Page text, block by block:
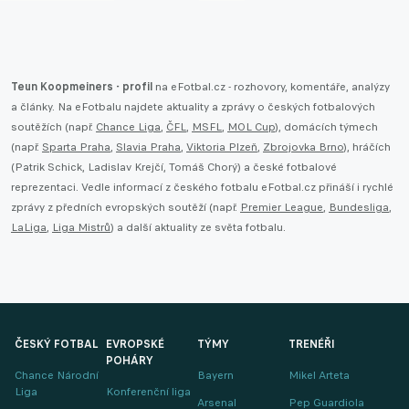
Teun Koopmeiners - profil na eFotbal.cz - rozhovory, komentáře, analýzy
a články. Na eFotbalu najdete aktuality a zprávy o českých fotbalových
soutěžích (např. Chance Liga, ČFL, MSFL, MOL Cup), domácích týmech
(např. Sparta Praha, Slavia Praha, Viktoria Plzeň, Zbrojovka Brno), hráčích
(Patrik Schick, Ladislav Krejčí, Tomáš Chorý) a české fotbalové
reprezentaci. Vedle informací z českého fotbalu eFotbal.cz přináší i rychlé
zprávy z předních evropských soutěží (např. Premier League, Bundesliga,
LaLiga, Liga Mistrů) a další aktuality ze světa fotbalu.
ČESKÝ FOTBAL
Chance Národní
Liga
EVROPSKÉ
POHÁRY
Konferenční liga
TÝMY
Bayern
Arsenal
TRENÉŘI
Mikel Arteta
Pep Guardiola